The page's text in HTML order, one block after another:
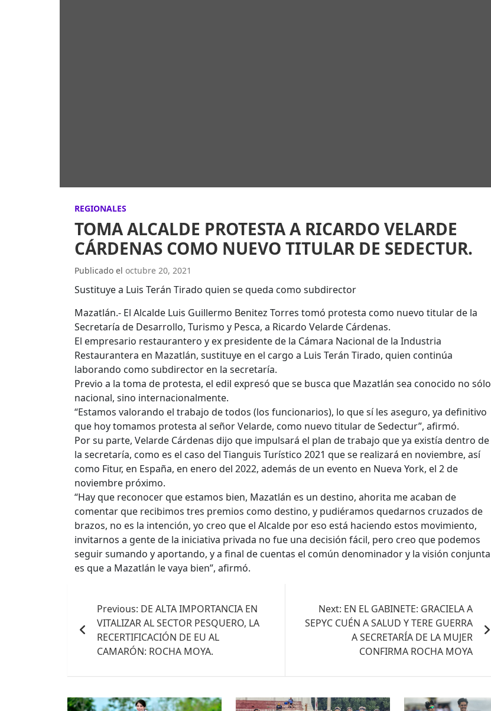
REGIONALES
TOMA ALCALDE PROTESTA A RICARDO VELARDE
CÁRDENAS COMO NUEVO TITULAR DE SEDECTUR.
Publicado el octubre 20, 2021
Sustituye a Luis Terán Tirado quien se queda como subdirector
Mazatlán.- El Alcalde Luis Guillermo Benitez Torres tomó protesta como nuevo titular de la
Secretaría de Desarrollo, Turismo y Pesca, a Ricardo Velarde Cárdenas.
El empresario restaurantero y ex presidente de la Cámara Nacional de la Industria
Restaurantera en Mazatlán, sustituye en el cargo a Luis Terán Tirado, quien continúa
laborando como subdirector en la secretaría.
Previo a la toma de protesta, el edil expresó que se busca que Mazatlán sea conocido no sólo
nacional, sino internacionalmente.
“Estamos valorando el trabajo de todos (los funcionarios), lo que sí les aseguro, ya definitivo
que hoy tomamos protesta al señor Velarde, como nuevo titular de Sedectur”, afirmó.
Por su parte, Velarde Cárdenas dijo que impulsará el plan de trabajo que ya existía dentro de
la secretaría, como es el caso del Tianguis Turístico 2021 que se realizará en noviembre, así
como Fitur, en España, en enero del 2022, además de un evento en Nueva York, el 2 de
noviembre próximo.
“Hay que reconocer que estamos bien, Mazatlán es un destino, ahorita me acaban de
comentar que recibimos tres premios como destino, y pudiéramos quedarnos cruzados de
brazos, no es la intención, yo creo que el Alcalde por eso está haciendo estos movimiento,
invitarnos a gente de la iniciativa privada no fue una decisión fácil, pero creo que podemos
seguir sumando y aportando, y a final de cuentas el común denominador y la visión conjunta
es que a Mazatlán le vaya bien”, afirmó.
entradas
Previous: DE ALTA IMPORTANCIA EN
VITALIZAR AL SECTOR PESQUERO, LA
RECERTIFICACIÓN DE EU AL
CAMARÓN: ROCHA MOYA.
Next: EN EL GABINETE: GRACIELA A
SEPYC CUÉN A SALUD Y TERE GUERRA
A SECRETARÍA DE LA MUJER
CONFIRMA ROCHA MOYA